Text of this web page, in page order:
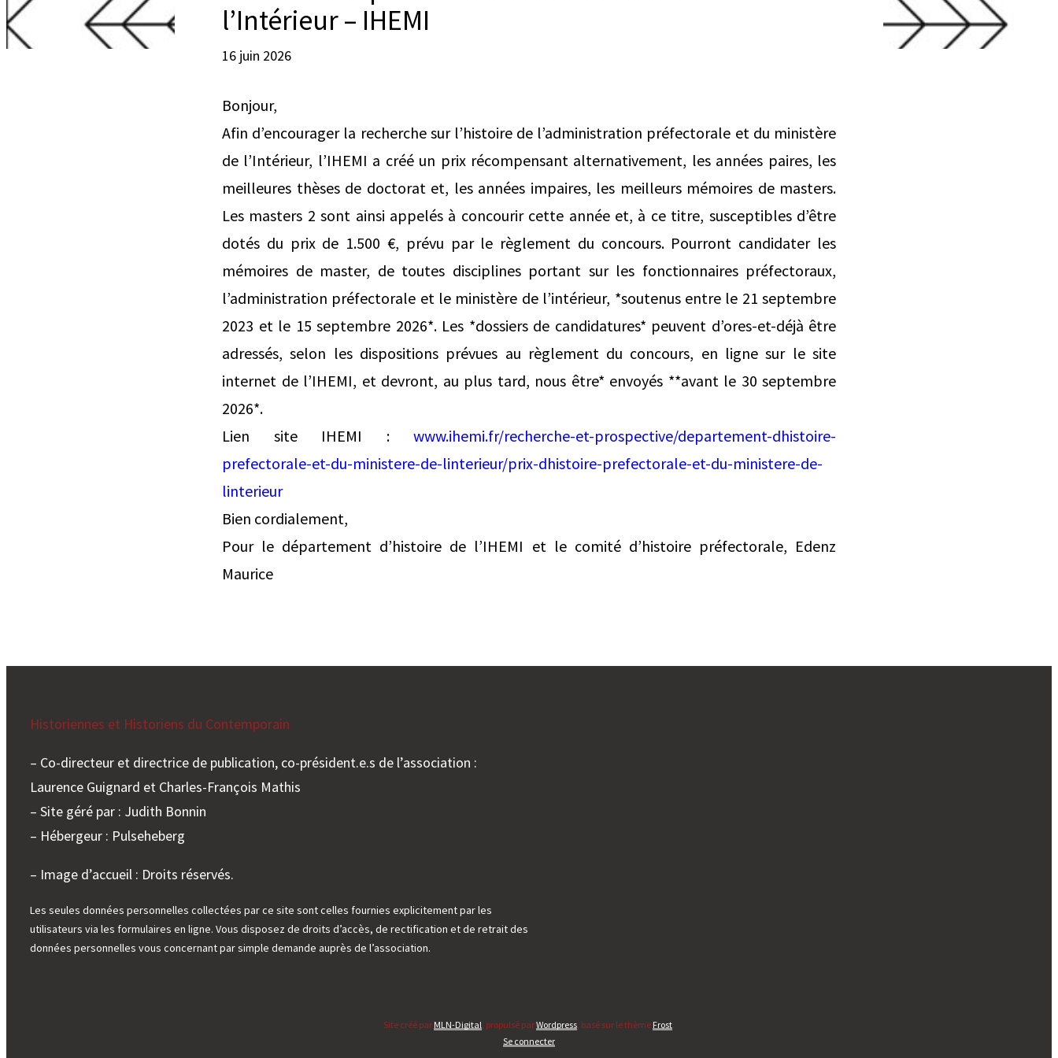
l’Intérieur – IHEMI
16 juin 2026
Bonjour,
Afin d’encourager la recherche sur l’histoire de l’administration préfectorale et du ministère
de l’Intérieur, l’IHEMI a créé un prix récompensant alternativement, les années paires, les
meilleures thèses de doctorat et, les années impaires, les meilleurs mémoires de masters.
Les masters 2 sont ainsi appelés à concourir cette année et, à ce titre, susceptibles d’être
dotés du prix de 1.500 €, prévu par le règlement du concours. Pourront candidater les
mémoires de master, de toutes disciplines portant sur les fonctionnaires préfectoraux,
l’administration préfectorale et le ministère de l’intérieur, *soutenus entre le 21 septembre
2023 et le 15 septembre 2026*. Les *dossiers de candidatures* peuvent d’ores-et-déjà être
adressés, selon les dispositions prévues au règlement du concours, en ligne sur le site
internet de l’IHEMI, et devront, au plus tard, nous être* envoyés **avant le 30 septembre
2026*.
Lien site IHEMI : www.ihemi.fr/recherche-et-prospective/departement-dhistoire-
prefectorale-et-du-ministere-de-linterieur/prix-dhistoire-prefectorale-et-du-ministere-de-
linterieur
Bien cordialement,
Pour le département d’histoire de l’IHEMI et le comité d’histoire préfectorale, Edenz
Maurice
Historiennes et Historiens du Contemporain
– Co-directeur et directrice de publication, co-président.e.s de l’association :
Laurence Guignard et Charles-François Mathis
– Site géré par : Judith Bonnin
– Hébergeur : Pulseheberg
– Image d’accueil : Droits réservés.
Les seules données personnelles collectées par ce site sont celles fournies explicitement par les
utilisateurs via les formulaires en ligne. Vous disposez de droits d’accès, de rectification et de retrait des
données personnelles vous concernant par simple demande auprès de l’association.
Site créé par MLN-Digital, propulsé parWordpress, basé sur le thème Frost.
Se connecter